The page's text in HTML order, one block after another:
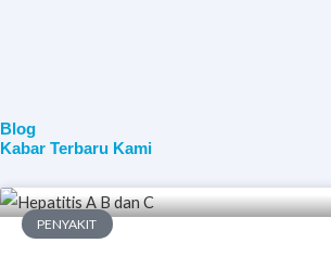
Blog
Kabar Terbaru Kami
PENYAKIT